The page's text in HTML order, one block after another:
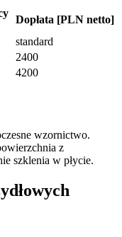
Dopłata [PLN netto]
standard
2400
4200
wzornictwo.
z
szklenia w płycie.